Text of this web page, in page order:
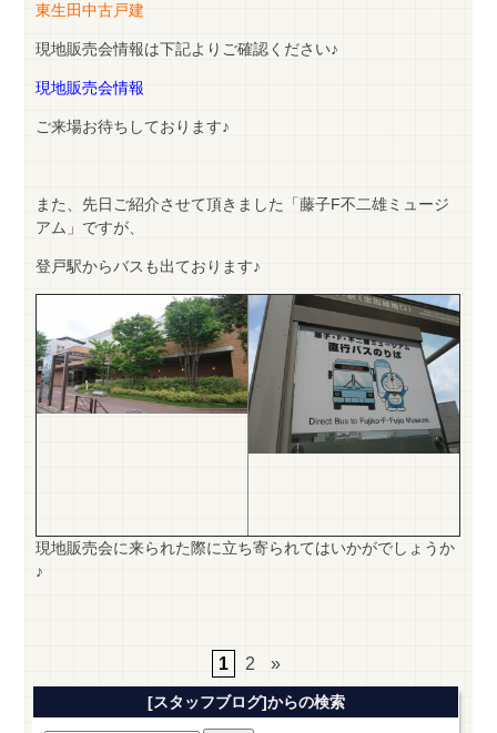
東生田中古戸建
現地販売会情報は下記よりご確認ください♪
現地販売会情報
ご来場お待ちしております♪
また、先日ご紹介させて頂きました「藤子F不二雄ミュージ
アム」ですが、
登戸駅からバスも出ております♪
現地販売会に来られた際に立ち寄られてはいかがでしょうか
♪
1 2 »
[スタッフブログ]からの検索